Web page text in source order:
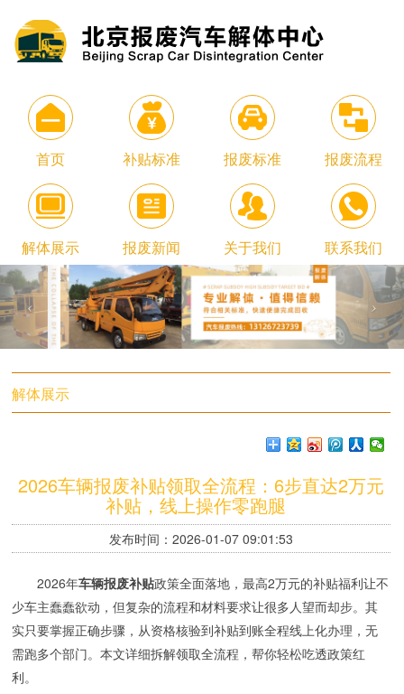
首页 补贴标准 报废标准 报废流程
解体展示 报废新闻 关于我们 联系我们
解体展示
2026车辆报废补贴领取全流程：6步直达2万元
补贴，线上操作零跑腿
发布时间：2026-01-07 09:01:53
2026年车辆报废补贴政策全面落地，最高2万元的补贴福利让不
少车主蠢蠢欲动，但复杂的流程和材料要求让很多人望而却步。其
实只要掌握正确步骤，从资格核验到补贴到账全程线上化办理，无
需跑多个部门。本文详细拆解领取全流程，帮你轻松吃透政策红
利。